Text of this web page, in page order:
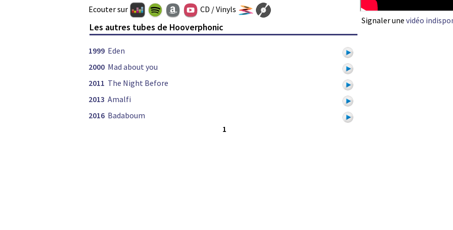
Signaler une vidéo
Ecouter sur CD / Vinyls
Les autres tubes de Hooverphonic
1999 Eden
2000 Mad about you
2011 The Night Before
2013 Amalfi
2016 Badaboum
1